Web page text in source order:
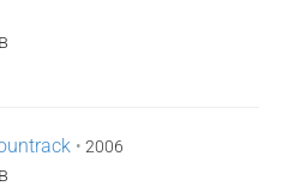
• 2006